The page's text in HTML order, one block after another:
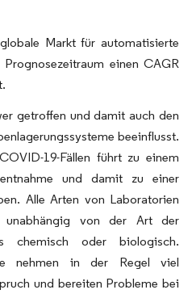
Markt für automatisierte
einen CAGR
getroffen und damit auch den
beeinflusst.
19-Fällen führt zu einem
und damit zu einer
Alle Arten von Laboratorien
unabhängig von der Art der
chemisch oder biologisch.
nehmen in der Regel viel
und bereiten Probleme bei